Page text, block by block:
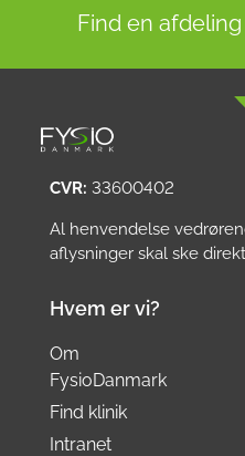
Find en
CVR: 33600402
Al henvendelse
aflysninger skal ske
Hvem er vi?
Om
FysioDanmark
Find klinik
Intranet